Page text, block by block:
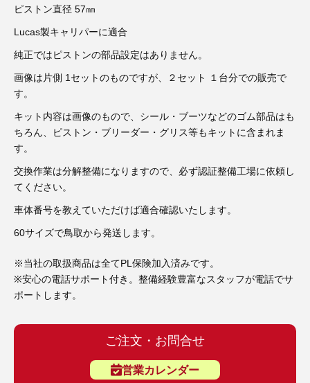
ピストン直径 57㎜
Lucas製キャリパーに適合
純正ではピストンの部品設定はありません。
画像は片側 1セットのものですが、２セット １台分での販売で
す。
キット内容は画像のもので、シール・ブーツなどのゴム部品はも
ちろん、ピストン・ブリーダー・グリス等もキットに含まれま
す。
交換作業は分解整備になりますので、必ず認証整備工場に依頼し
てください。
車体番号を教えていただけば適合確認いたします。
60サイズで鳥取から発送します。
※当社の取扱商品は全てPL保険加入済みです。
※安心の電話サポート付き。整備経験豊富なスタッフが電話でサ
ポートします。
ご注文・お問合せ
営業カレンダー